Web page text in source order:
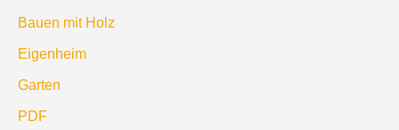
Bauen mit Holz
Eigenheim
Garten
PDF